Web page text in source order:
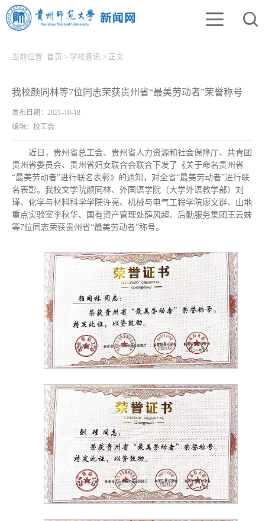
当前位置: 首页 > 学校喜讯 > 正文
我校颜同林等7位同志荣获贵州省“最美劳动者”荣誉称号
发布日期：2021-10-18
编辑：校工会
近日，贵州省总工会、贵州省人力资源和社会保障厅、共青团
贵州省委员会、贵州省妇女联合会联合下发了《关于命名贵州省
“最美劳动者”进行联名表彰》的通知，对全省“最美劳动者”进行联
名表彰。我校文学院颜同林、外国语学院（大学外语教学部）刘
瑾、化学与材料科学学院许亮、机械与电气工程学院廖文群、山地
重点实验室李秋华、国有资产管理处薛风超、后勤服务集团王云妹
等7位同志荣获贵州省“最美劳动者”称号。